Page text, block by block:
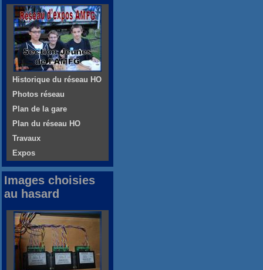
Historique du réseau HO
Photos réseau
Plan de la gare
Plan du réseau HO
Travaux
Expos
Images choisies
au hasard